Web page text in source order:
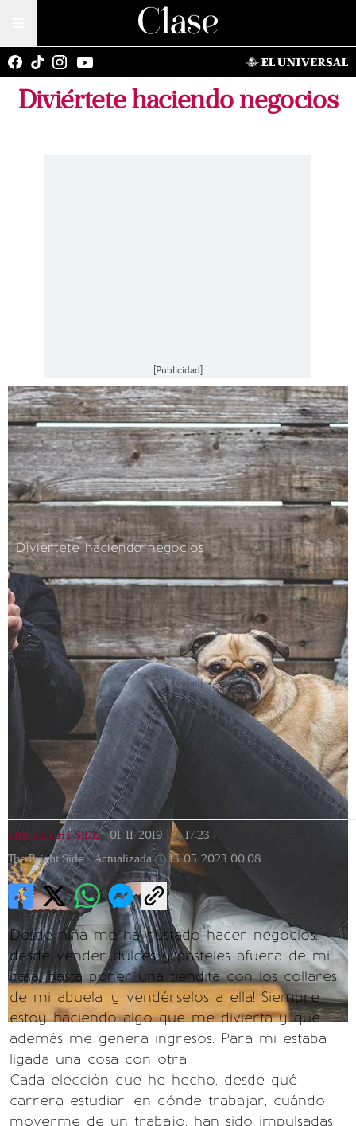
Diviértete haciendo negocios
[Publicidad]
Diviértete haciendo negocios
[Publicidad]
THE BRIGHT SIDE | 01/11/2019 17:23
The Bright Side | Actualizada 15/05/2023 00:08
Desde niña me ha gustado hacer negocios:
desde vender dulces y pasteles afuera de mi
casa, hasta poner una tiendita con los collares
de mi abuela ¡y vendérselos a ella! Siempre
estoy haciendo algo que me divierta y que
además me genera ingresos. Para mi estaba
ligada una cosa con otra.
Cada elección que he hecho, desde qué
carrera estudiar, en dónde trabajar, cuándo
moverme de un trabajo, han sido impulsadas